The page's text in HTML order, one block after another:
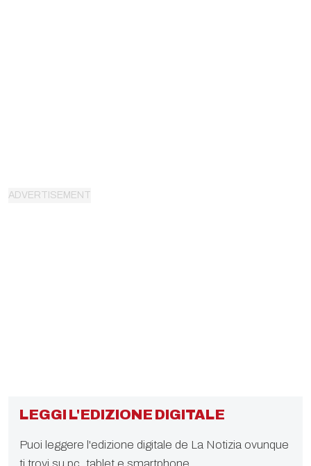
LEGGI L'EDIZIONE DIGITALE
Puoi leggere l'edizione digitale de La Notizia ovunque